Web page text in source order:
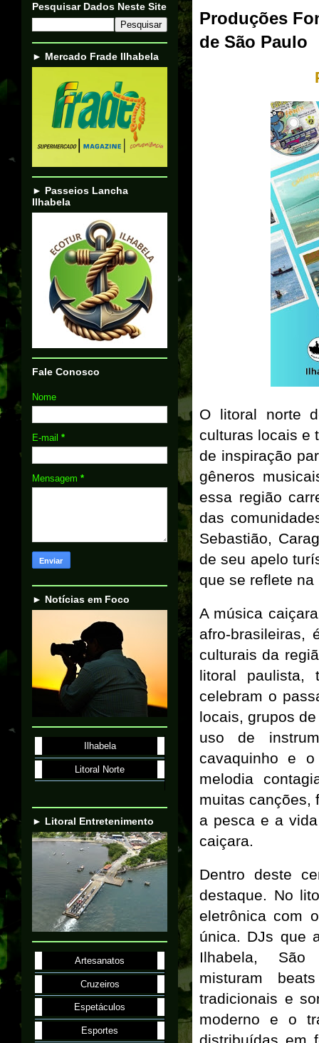
Produções
de São Paulo
O litoral norte
culturas locais e
de inspiração
gêneros
essa região
das
Sebastião,
de seu apelo
que se reflete
A música
afro-brasileiras,
culturais da
litoral paulista,
celebram o
locais, grupos
uso de
cavaquinho e
melodia
muitas canções,
a pesca e a
caiçara.
Dentro deste
destaque. No
eletrônica com
única. DJs que
Ilhabela, São
misturam
tradicionais e
moderno e o
Pesquisar Dados Neste Site
► Mercado Frade Ilhabela
► Passeios Lancha
Ilhabela
Fale Conosco
Nome
E-mail *
Mensagem *
► Notícias em Foco
Ilhabela
Litoral Norte
► Litoral Entretenimento
Artesanatos
Cruzeiros
Espetáculos
Esportes